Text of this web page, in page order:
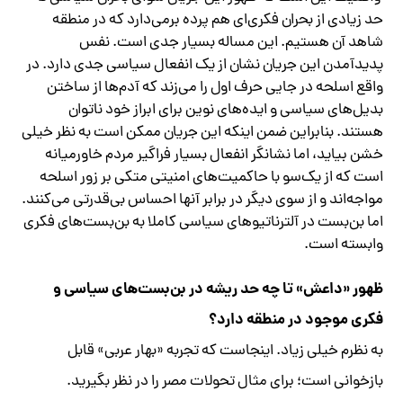
حد زیادی از بحران فکری‌ای هم پرده برمی‌دارد که در منطقه
شاهد آن هستیم. این مساله بسیار جدی است. نفس
پدیدآمدن این جریان نشان از یک انفعال سیاسی جدی دارد. در
واقع اسلحه در جایی حرف اول را می‌زند که آدم‌ها از ساختن
بدیل‌های سیاسی و ایده‌های نوین برای ابراز خود ناتوان‌
هستند. بنابراین ضمن اینکه این جریان ممکن است به نظر خیلی
خشن بیاید، اما نشانگر انفعال بسیار فراگیر مردم خاورمیانه
است که از یک‌سو با حاکمیت‌های امنیتی متکی بر زور اسلحه
مواجه‌اند و از سوی دیگر در برابر آنها احساس بی‌قدرتی می‌کنند.
اما بن‌بست در آلترناتیوهای سیاسی کاملا به بن‌بست‌های فکری
وابسته است.
ظهور «داعش» تا چه حد ریشه در بن‌بست‌های سیاسی و
فکری موجود در منطقه دارد؟
به نظرم خیلی زیاد. اینجاست که تجربه «بهار عربی» قابل
بازخوانی است؛ برای مثال تحولات مصر را در نظر بگیرید.